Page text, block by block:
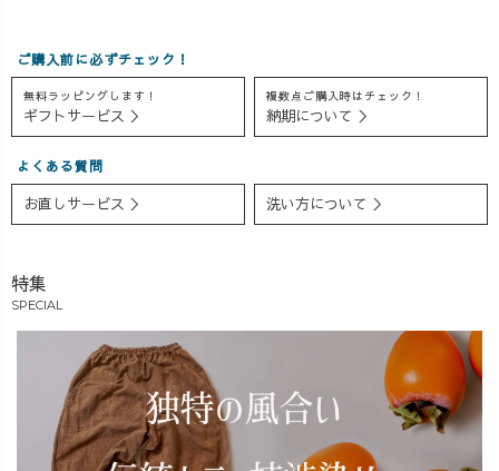
た😆🌿 実
りにCADと裁断
機を導入予定!
(お金は出ていく
ばかりです😭💰
笑) 大人と同じパ
『ちびうず』が
また作れるんじ
ゃないかと、ワ
クワクです😆✨
そのほかに
も、「大きめ作
ってほしい」
や、「小さめが
りをたっぷり使
用🌿 肩が凝らな
ダーストラップ
と、スッキリシ
ぎて、最近これ
しか着てないデ
ス🥹❤️笑 ちなみ
に、一番人気は
Black!! 長女の
9月末の誕生日プ
けど、かわいい
のでほぼほぼ毎
す😆✨【生地
感】・快適さ・
定した、愛知県
西尾市産の生地
をたっぷり使用
♪【何色がおすす
めですか？】圧
倒的人気は、"ブ
ご購入前に必ずチェック！
無料ラッピングします！
ギフトサービス ＞
複数点ご購入時はチェック！
納期について ＞
よくある質問
お直しサービス ＞ 洗い方について ＞
特集
SPECIAL